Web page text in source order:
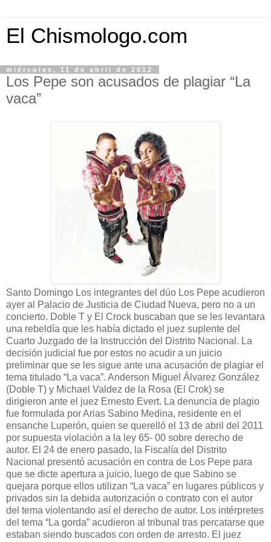
El Chismologo.com
miércoles, 11 de abril de 2012
Los Pepe son acusados de plagiar “La
vaca”
Santo Domingo Los integrantes del dúo Los Pepe acudieron
ayer al Palacio de Justicia de Ciudad Nueva, pero no a un
concierto. Doble T y El Crock buscaban que se les levantara
una rebeldía que les había dictado el juez suplente del
Cuarto Juzgado de la Instrucción del Distrito Nacional. La
decisión judicial fue por estos no acudir a un juicio
preliminar que se les sigue ante una acusación de plagiar el
tema titulado “La vaca”. Anderson Miguel Álvarez González
(Doble T) y Michael Valdez de la Rosa (El Crok) se
dirigieron ante el juez Ernesto Evert. La denuncia de plagio
fue formulada por Arias Sabino Medina, residente en el
ensanche Luperón, quien se querelló el 13 de abril del 2011
por supuesta violación a la ley 65- 00 sobre derecho de
autor. El 24 de enero pasado, la Fiscalía del Distrito
Nacional presentó acusación en contra de Los Pepe para
que se dicte apertura a juicio, luego de que Sabino se
quejara porque ellos utilizan “La vaca” en lugares públicos y
privados sin la debida autorización o contrato con el autor
del tema violentando así el derecho de autor. Los intérpretes
del tema “La gorda” acudieron al tribunal tras percatarse que
estaban siendo buscados con orden de arresto. El juez